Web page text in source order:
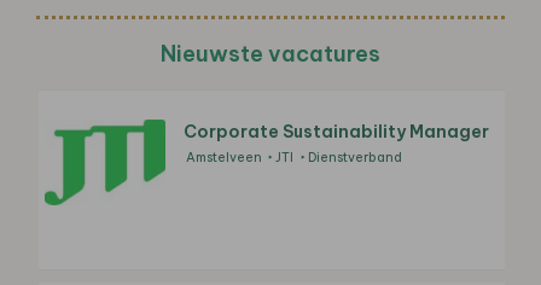
Nieuwste vacatures
Corporate Sustainability Manager
Amstelveen JTI Dienstverband